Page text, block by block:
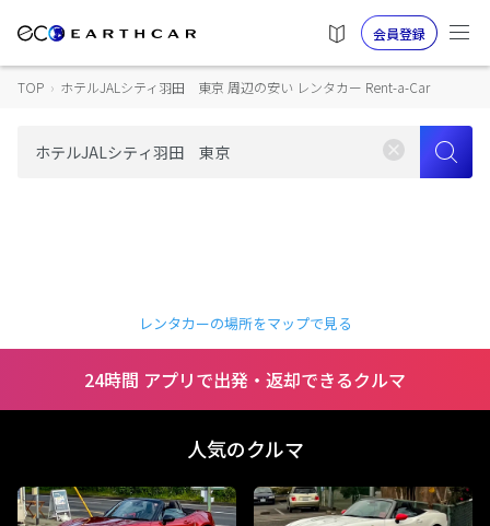
会員登録
TOP › ホテルJALシティ羽田 東京 周辺の安い レンタカー Rent-a-Car
レンタカーの場所をマップで見る
24時間 アプリで出発・返却できるクルマ
人気のクルマ